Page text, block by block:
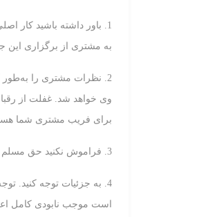
1. باور داشته باشید کار
به مشتری از برگزاری
2. نظرات مشتری را به‌طور
وی خواهد شد. غفلت از
برای فریب مشتری شما
3. فراموش نکنید حق مسلم با مشتری است. برای درک نیازها و خواسته‌های مشتریان خود انرژی مصرف کنید.
4. به جزئیات توجه کنید.
است موجب نابودی کامل